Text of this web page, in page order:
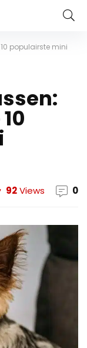
populairste mini
92Views 0